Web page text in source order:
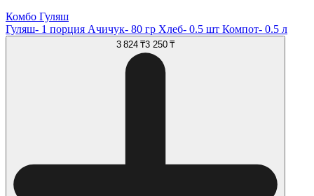
Комбо Гуляш
Гуляш- 1 порция Ачичук- 80 гр Хлеб- 0.5 шт Компот- 0.5 л
3 824 ₸3 250 ₸